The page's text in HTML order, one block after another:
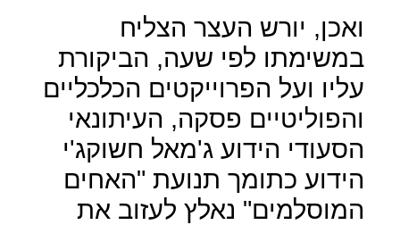
ואכן, יורש העצר הצליח
במשימתו לפי שעה, הביקורת
עליו ועל הפרוייקטים הכלכליים
והפוליטיים פסקה, העיתונאי
הסעודי הידוע ג'מאל חשוקג'י
הידוע כתומך תנועת "האחים
המוסלמים" נאלץ לעזוב את